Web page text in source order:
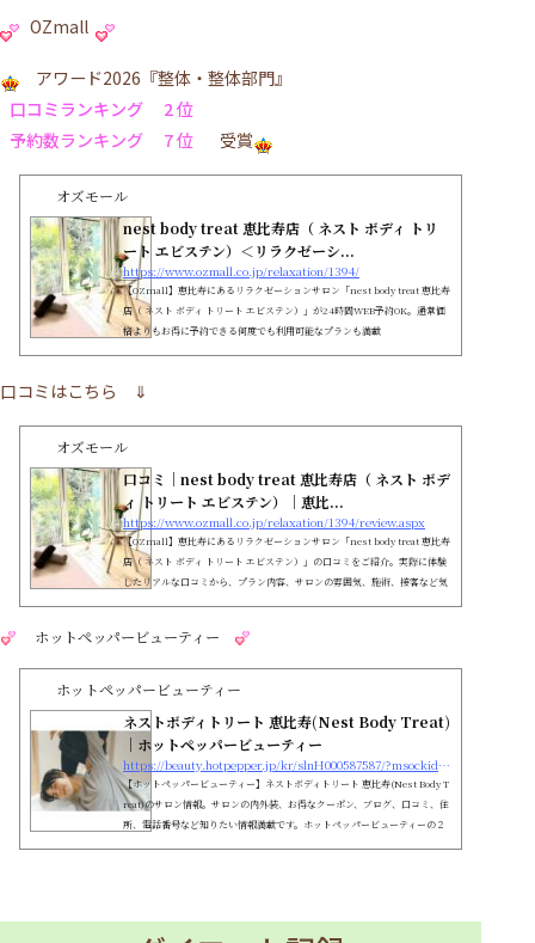
OZmall
アワード2026『整体・整体部門』
口コミランキング 2 位
予約数ランキング 7 位
受賞
オズモール
nest body treat 恵比寿店（ ネスト ボディ トリ
ート エビステン）＜リラクゼーシ...
https://www.ozmall.co.jp/relaxation/1394/
【OZmall】恵比寿にあるリラクゼーションサロン「nest body treat 恵比寿
店（ ネスト ボディ トリート エビステン）」が24時間WEB予約OK。通常価
格よりもお得に予約できる何度でも利用可能なプランも満載
口コミはこちら ⇓
オズモール
口コミ｜nest body treat 恵比寿店（ ネスト ボデ
ィ トリート エビステン）｜恵比...
https://www.ozmall.co.jp/relaxation/1394/review.aspx
【OZmall】恵比寿にあるリラクゼーションサロン「nest body treat 恵比寿
店（ ネスト ボディ トリート エビステン）」の口コミをご紹介。実際に体験
したリアルな口コミから、プラン内容、サロンの雰囲気、施術、接客など気
ホットペッパービューティー
ホットペッパービューティー
ネストボディトリート 恵比寿(Nest Body Treat)
｜ホットペッパービューティー
https://beauty.hotpepper.jp/kr/slnH000587587/?msockid=0af1893400d06e02385e9c7e01d56f3d
【ホットペッパービューティー】ネストボディトリート 恵比寿(Nest Body T
reat)のサロン情報。サロンの内外装、お得なクーポン、ブログ、口コミ、住
所、電話番号など知りたい情報満載です。ホットペッパービューティーの２